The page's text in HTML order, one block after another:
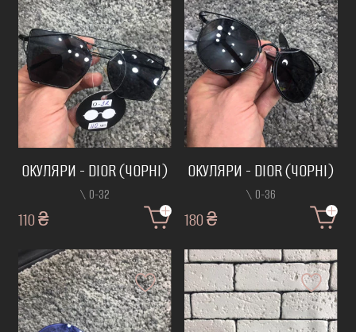
ОКУЛЯРИ - DIOR (ЧОРНІ)
\ О-32
110 ₴
ОКУЛЯРИ - DIOR (ЧОРНІ)
\ О-36
180 ₴